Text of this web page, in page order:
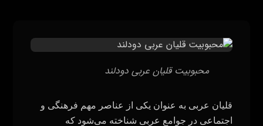
محبوبیت قلیان عربی دودلند
قلیان عربی به عنوان یکی از عناصر مهم فرهنگی و
اجتماعی در جوامع عربی شناخته می‌شود که